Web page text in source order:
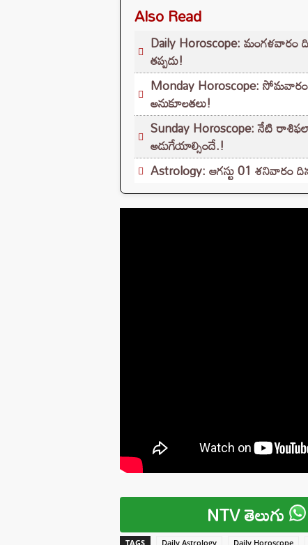
Also Read
Daily Horoscope: మంగళవారం
తప్పదు!
Monday Horoscope:
అనుకూలతలు!
Sunday Horoscope: నేటి
అడుగేయాల్సిందే.!
Astrology: ఆగస్టు 01 శనివారం
NTV తెలుగు
TAGS Daily Astrology Daily Horoscope